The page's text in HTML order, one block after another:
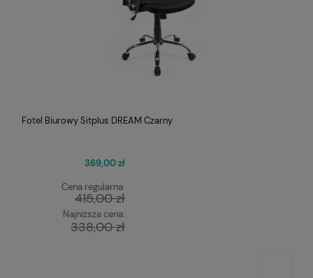
Fotel Biurowy Sitplus DREAM Czarny
369,00 zł
Cena regularna:
415,00 zł
Najniższa cena:
338,00 zł